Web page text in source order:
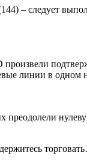
– следует
линии в одном